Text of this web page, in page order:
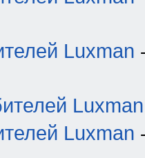
Luxman
Luxman
Luxman